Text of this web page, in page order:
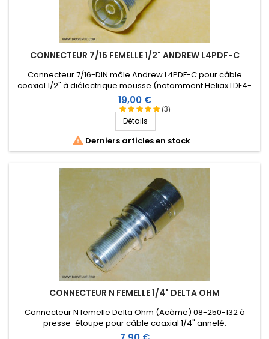
CONNECTEUR 7/16 FEMELLE 1/2" ANDREW L4PDF-C
(3)
Connecteur 7/16-DIN mâle Andrew L4PDF-C pour câble
coaxial 1/2" à diélectrique mousse (notamment Heliax LDF4-
50).
Prix
19,00 €
Détails
 Derniers articles en stock
CONNECTEUR N FEMELLE 1/4" DELTA OHM
Connecteur N femelle Delta Ohm (Acôme) 08-250-132 à
presse-étoupe pour câble coaxial 1/4" annelé.